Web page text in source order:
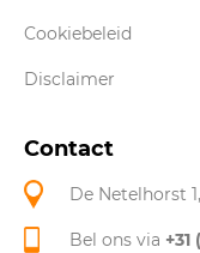
Cookiebeleid
Disclaimer
Contact
De Netelhorst
Bel ons via